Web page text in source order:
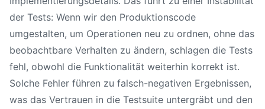
der Tests: Wenn wir den Produktionscode
umgestalten, um Operationen neu zu ordnen, ohne das
beobachtbare Verhalten zu ändern, schlagen die Tests
fehl, obwohl die Funktionalität weiterhin korrekt ist.
Solche Fehler führen zu falsch-negativen Ergebnissen,
was das Vertrauen in die Testsuite untergräbt und den